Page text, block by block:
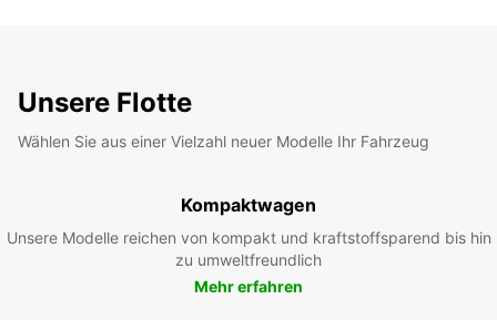
Unsere Flotte
Wählen Sie aus einer Vielzahl neuer Modelle Ihr Fahrzeug
Kompaktwagen
Unsere Modelle reichen von kompakt und kraftstoffsparend bis hin
zu umweltfreundlich
Mehr erfahren